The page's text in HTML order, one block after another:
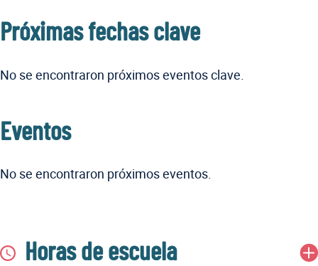
Próximas fechas clave
No se encontraron próximos eventos clave.
Eventos
No se encontraron próximos eventos.
Horas de escuela